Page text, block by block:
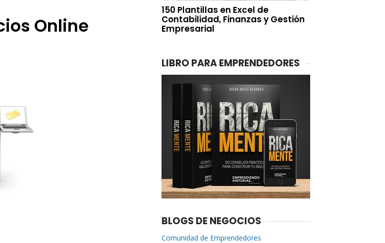
Online
150 Plantillas en Excel de
Contabilidad, Finanzas y Gestión
Empresarial
LIBRO PARA EMPRENDEDORES
BLOGS DE NEGOCIOS
Comunidad de Emprendedores